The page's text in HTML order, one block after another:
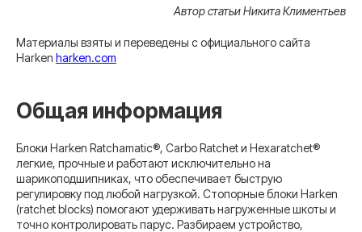
Автор статьи Никита Климентьев
Материалы взяты и переведены с официального сайта
Harken harken.com
Общая информация
Блоки Harken Ratchamatic®, Carbo Ratchet и Hexaratchet®
легкие, прочные и работают исключительно на
шарикоподшипниках, что обеспечивает быструю
регулировку под любой нагрузкой. Стопорные блоки Harken
(ratchet blocks) помогают удерживать нагруженные шкоты и
точно контролировать парус. Разбираем устройство,